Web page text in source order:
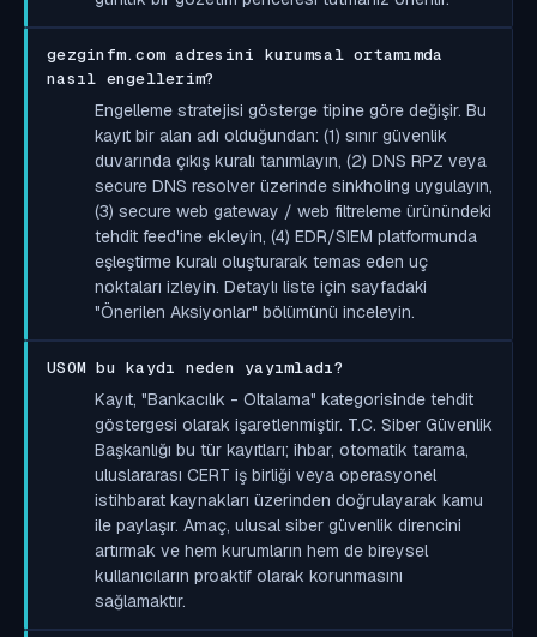
gezginfm.com adresini kurumsal ortamımda
nasıl engellerim?
Engelleme stratejisi gösterge tipine göre değişir. Bu
kayıt bir alan adı olduğundan: (1) sınır güvenlik
duvarında çıkış kuralı tanımlayın, (2) DNS RPZ veya
secure DNS resolver üzerinde sinkholing uygulayın,
(3) secure web gateway / web filtreleme ürünündeki
tehdit feed'ine ekleyin, (4) EDR/SIEM platformunda
eşleştirme kuralı oluşturarak temas eden uç
noktaları izleyin. Detaylı liste için sayfadaki
"Önerilen Aksiyonlar" bölümünü inceleyin.
USOM bu kaydı neden yayımladı?
Kayıt, "Bankacılık - Oltalama" kategorisinde tehdit
göstergesi olarak işaretlenmiştir. T.C. Siber Güvenlik
Başkanlığı bu tür kayıtları; ihbar, otomatik tarama,
uluslararası CERT iş birliği veya operasyonel
istihbarat kaynakları üzerinden doğrulayarak kamu
ile paylaşır. Amaç, ulusal siber güvenlik direncini
artırmak ve hem kurumların hem de bireysel
kullanıcıların proaktif olarak korunmasını
sağlamaktır.